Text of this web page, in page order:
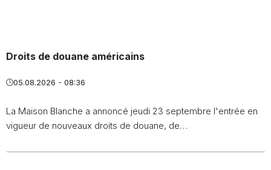
Droits de douane américains
05.08.2026 - 08:36
La Maison Blanche a annoncé jeudi 23 septembre l'entrée en
vigueur de nouveaux droits de douane, de…